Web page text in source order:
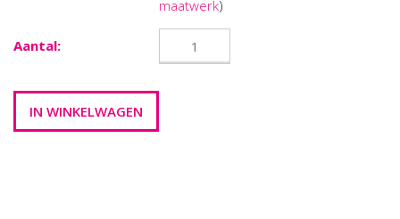
maatwerk)
Aantal: